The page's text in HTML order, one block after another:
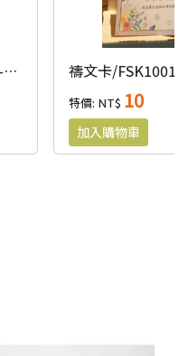
禱文卡/FSK1001-08/經典卡-八福
特價: NT$ 10